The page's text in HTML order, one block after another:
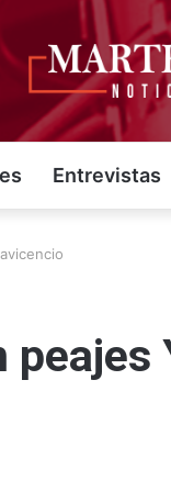
Entrevistas
peajes